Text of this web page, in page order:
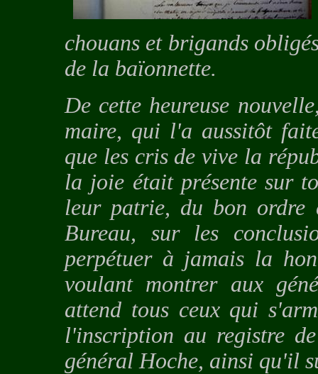
chouans et brigands
de la baïonnette.
De cette heureuse
maire, qui l'a aussitôt
que les cris de vive la
la joie était présente sur
leur patrie, du bon
Bureau, sur les
perpétuer à jamais la
voulant montrer aux
attend tous ceux qui
l'inscription au registre
général Hoche, ainsi qu'il